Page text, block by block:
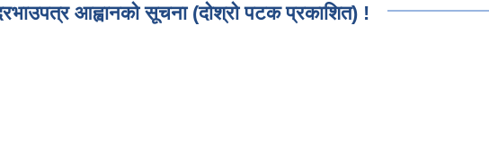
आह्वानको सूचना (दोश्रो पटक प्रकाशित) !